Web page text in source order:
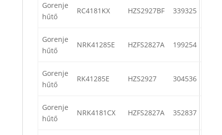
Gorenje
hűtő
RC4181KX HZS2927BF 339325
Gorenje
hűtő
NRK41285E HZFS2827A 199254
Gorenje
hűtő
RK41285E HZS2927 304536
Gorenje
hűtő
NRK4181CX HZFS2827A 352837